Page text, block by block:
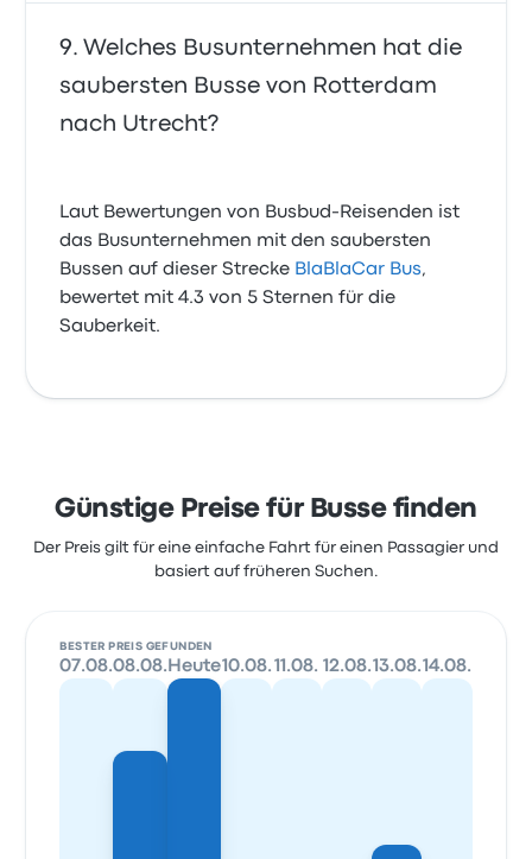
Welches Busunternehmen hat die
saubersten Busse von Rotterdam
nach Utrecht?
Laut Bewertungen von Busbud-Reisenden ist
das Busunternehmen mit den saubersten
Bussen auf dieser Strecke BlaBlaCar Bus,
bewertet mit 4.3 von 5 Sternen für die
Sauberkeit.
Günstige Preise für Busse finden
Der Preis gilt für eine einfache Fahrt für einen Passagier und
basiert auf früheren Suchen.
BESTER PREIS GEFUNDEN
07.08.08.08. Heute10.08. 11.08. 12.08.13.08.14.08.